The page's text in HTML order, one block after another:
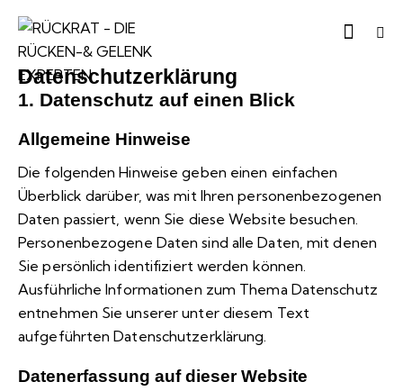
Datenschutzerklärung
1. Datenschutz auf einen Blick
Allgemeine Hinweise
Die folgenden Hinweise geben einen einfachen
Überblick darüber, was mit Ihren personenbezogenen
Daten passiert, wenn Sie diese Website besuchen.
Personenbezogene Daten sind alle Daten, mit denen
Sie persönlich identifiziert werden können.
Ausführliche Informationen zum Thema Datenschutz
entnehmen Sie unserer unter diesem Text
aufgeführten Datenschutzerklärung.
Datenerfassung auf dieser Website